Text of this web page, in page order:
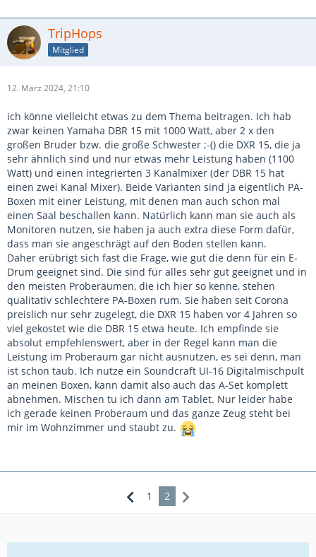
TripHops
Mitglied
12. März 2024, 21:10
ich könne vielleicht etwas zu dem Thema beitragen. Ich hab
zwar keinen Yamaha DBR 15 mit 1000 Watt, aber 2 x den
großen Bruder bzw. die große Schwester ;-() die DXR 15, die ja
sehr ähnlich sind und nur etwas mehr Leistung haben (1100
Watt) und einen integrierten 3 Kanalmixer (der DBR 15 hat
einen zwei Kanal Mixer). Beide Varianten sind ja eigentlich PA-
Boxen mit einer Leistung, mit denen man auch schon mal
einen Saal beschallen kann. Natürlich kann man sie auch als
Monitoren nutzen, sie haben ja auch extra diese Form dafür,
dass man sie angeschrägt auf den Boden stellen kann.
Daher erübrigt sich fast die Frage, wie gut die denn für ein E-
Drum geeignet sind. Die sind für alles sehr gut geeignet und in
den meisten Proberäumen, die ich hier so kenne, stehen
qualitativ schlechtere PA-Boxen rum. Sie haben seit Corona
preislich nur sehr zugelegt, die DXR 15 haben vor 4 Jahren so
viel gekostet wie die DBR 15 etwa heute. Ich empfinde sie
absolut empfehlenswert, aber in der Regel kann man die
Leistung im Proberaum gar nicht ausnutzen, es sei denn, man
ist schon taub. Ich nutze ein Soundcraft UI-16 Digitalmischpult
an meinen Boxen, kann damit also auch das A-Set komplett
abnehmen. Mischen tu ich dann am Tablet. Nur leider habe
ich gerade keinen Proberaum und das ganze Zeug steht bei
mir im Wohnzimmer und staubt zu.
1 2